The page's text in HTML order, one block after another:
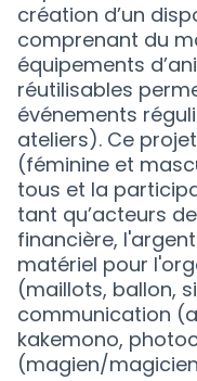
création d’un
comprenant du
équipements
réutilisables
événements
ateliers). Ce
(féminine et
tous et la
tant qu’acteurs
financière,
matériel pour
(maillots, ballon,
communication
kakemono,
(magien/